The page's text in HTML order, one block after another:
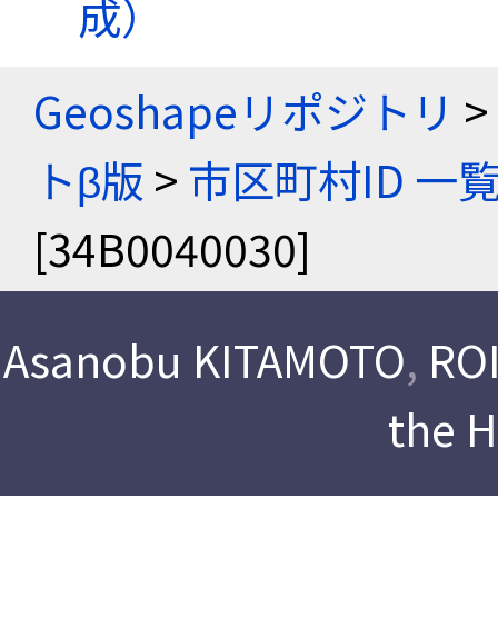
成）
Geoshapeリポジトリ >
トβ版 > 市区町村ID 一
[34B0040030]
Asanobu KITAMOTO,
the